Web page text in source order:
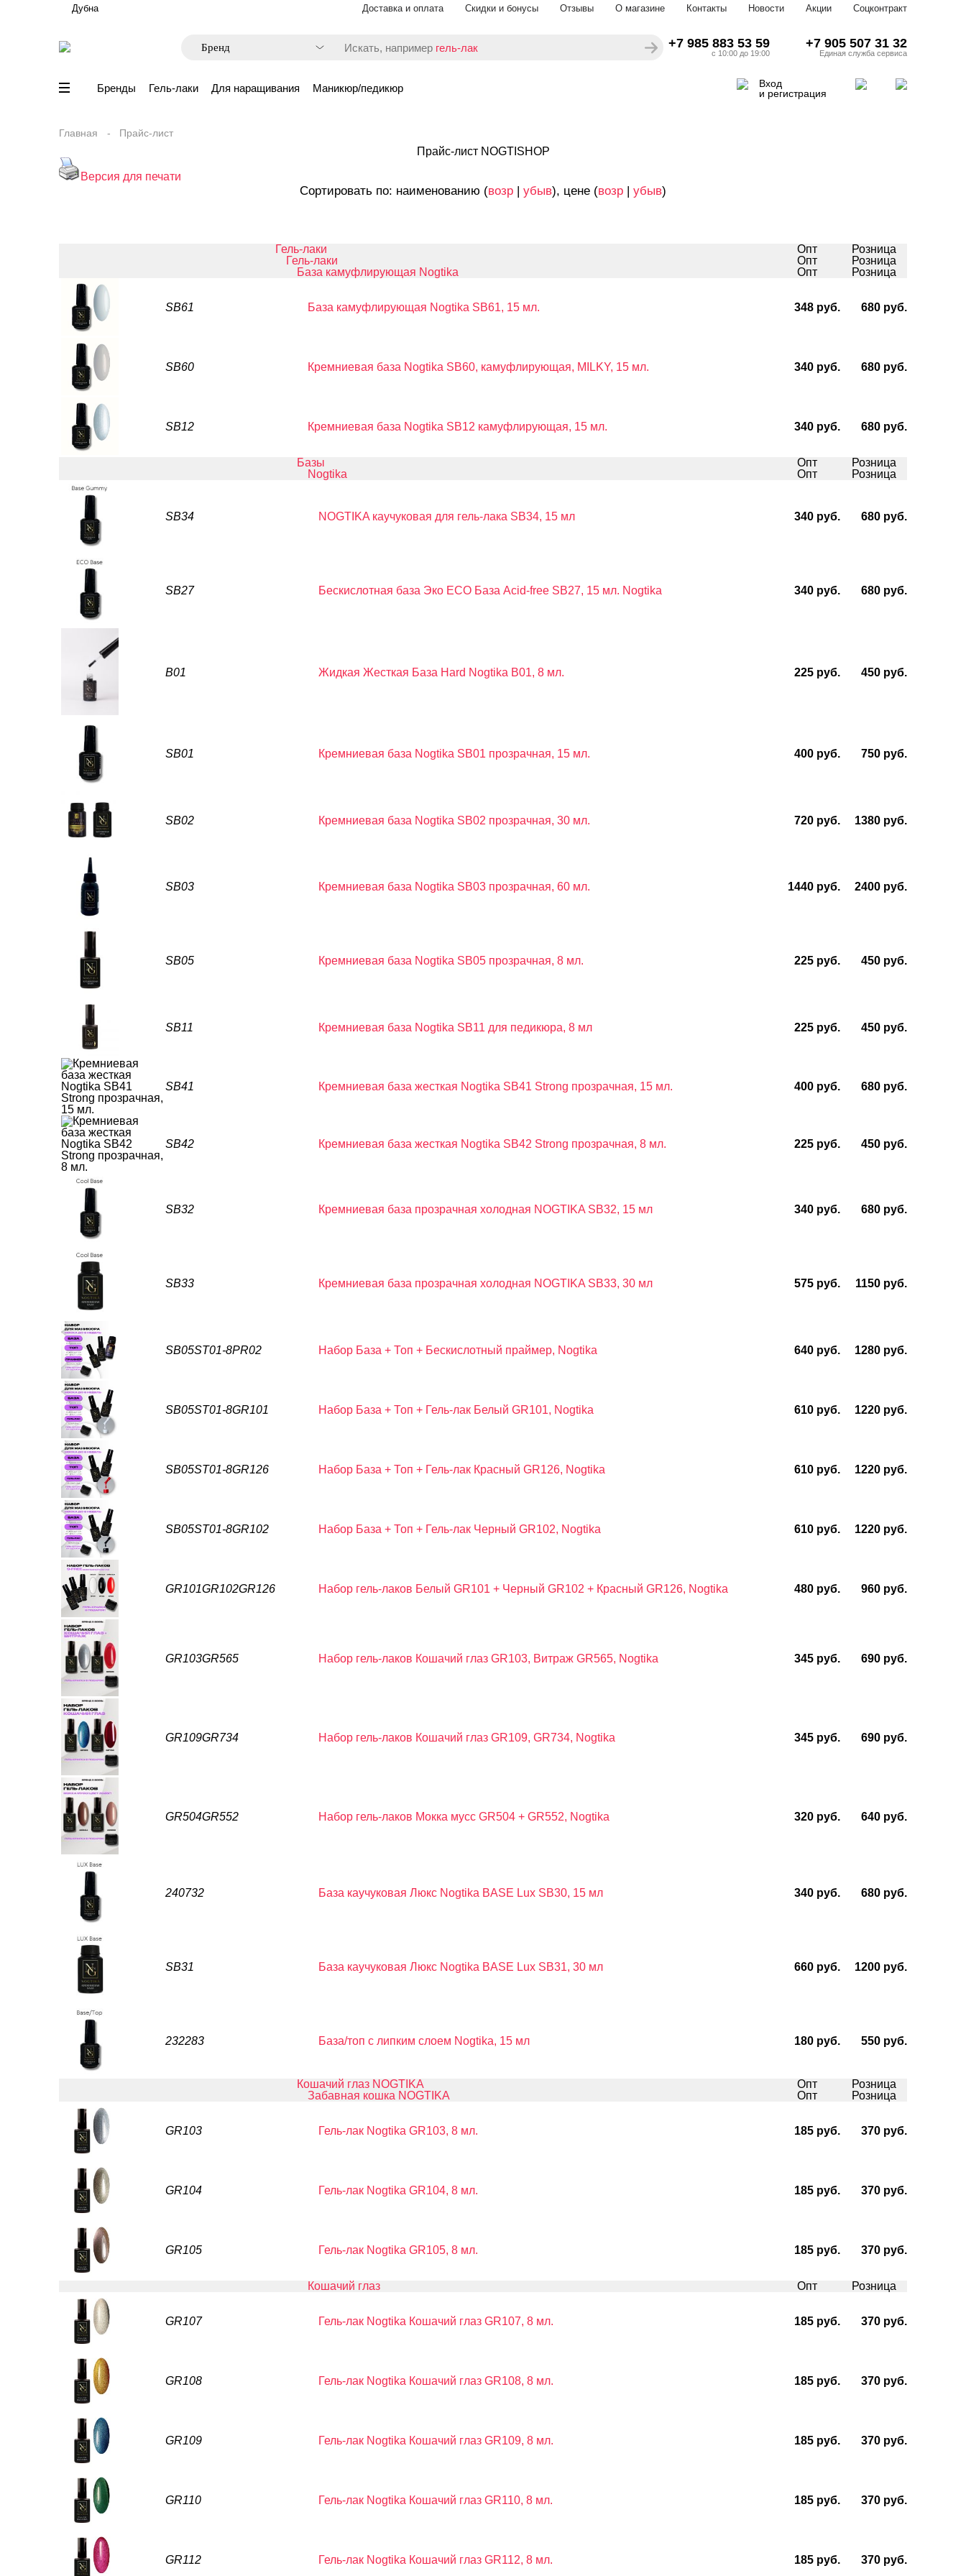
Дубна Доставка и оплата Скидки и бонусы Отзывы О магазине Контакты Новости Акции Соцконтракт
Искать, например гель-лак +7 985 883 53 59
с 10:00 до 19:00
+7 905 507 31 32
Единая служба сервиса
Бренды Гель-лаки Для наращивания Маникюр/педикюр
Вход
и регистрация
Главная Прайс-лист
Прайс-лист NOGTISHOP
Версия для печати
Сортировать по: наименованию (возр | убыв), цене (возр | убыв)
Гель-лаки Опт
Розница
Гель-лаки
Опт
Розница
База камуфлирующая Nogtika
Опт Розница
SB61 База камуфлирующая Nogtika SB61, 15 мл. 348 руб. 680 руб.
SB60 Кремниевая база Nogtika SB60, камуфлирующая, MILKY, 15 мл. 340 руб. 680 руб.
SB12 Кремниевая база Nogtika SB12 камуфлирующая, 15 мл. 340 руб. 680 руб.
Базы Опт
Розница
Nogtika
Опт Розница
SB34 NOGTIKA каучуковая для гель-лака SB34, 15 мл 340 руб. 680 руб.
SB27 Бескислотная база Эко ECO База Acid-free SB27, 15 мл. Nogtika 340 руб. 680 руб.
B01 Жидкая Жесткая База Hard Nogtika B01, 8 мл. 225 руб. 450 руб.
SB01 Кремниевая база Nogtika SB01 прозрачная, 15 мл. 400 руб. 750 руб.
SB02 Кремниевая база Nogtika SB02 прозрачная, 30 мл. 720 руб. 1380 руб.
SB03 Кремниевая база Nogtika SB03 прозрачная, 60 мл. 1440 руб. 2400 руб.
SB05 Кремниевая база Nogtika SB05 прозрачная, 8 мл. 225 руб. 450 руб.
SB11 Кремниевая база Nogtika SB11 для педикюра, 8 мл 225 руб. 450 руб.
SB41 Кремниевая база жесткая Nogtika SB41 Strong прозрачная, 15 мл. 400 руб. 680 руб.
SB42 Кремниевая база жесткая Nogtika SB42 Strong прозрачная, 8 мл. 225 руб. 450 руб.
SB32 Кремниевая база прозрачная холодная NOGTIKA SB32, 15 мл 340 руб. 680 руб.
SB33 Кремниевая база прозрачная холодная NOGTIKA SB33, 30 мл 575 руб. 1150 руб.
SB05ST01-8PR02 Набор База + Топ + Бескислотный праймер, Nogtika 640 руб. 1280 руб.
SB05ST01-8GR101 Набор База + Топ + Гель-лак Белый GR101, Nogtika 610 руб. 1220 руб.
SB05ST01-8GR126 Набор База + Топ + Гель-лак Красный GR126, Nogtika 610 руб. 1220 руб.
SB05ST01-8GR102 Набор База + Топ + Гель-лак Черный GR102, Nogtika 610 руб. 1220 руб.
GR101GR102GR126 Набор гель-лаков Белый GR101 + Черный GR102 + Красный GR126, Nogtika 480 руб. 960 руб.
GR103GR565 Набор гель-лаков Кошачий глаз GR103, Витраж GR565, Nogtika 345 руб. 690 руб.
GR109GR734 Набор гель-лаков Кошачий глаз GR109, GR734, Nogtika 345 руб. 690 руб.
GR504GR552 Набор гель-лаков Мокка мусс GR504 + GR552, Nogtika 320 руб. 640 руб.
240732 База каучуковая Люкс Nogtika BASE Lux SB30, 15 мл 340 руб. 680 руб.
SB31 База каучуковая Люкс Nogtika BASE Lux SB31, 30 мл 660 руб. 1200 руб.
232283 База/топ с липким слоем Nogtika, 15 мл 180 руб. 550 руб.
Кошачий глаз NOGTIKA Опт
Розница
Забавная кошка NOGTIKA
Опт Розница
GR103 Гель-лак Nogtika GR103, 8 мл. 185 руб. 370 руб.
GR104 Гель-лак Nogtika GR104, 8 мл. 185 руб. 370 руб.
GR105 Гель-лак Nogtika GR105, 8 мл. 185 руб. 370 руб.
Кошачий глаз Опт Розница
GR107 Гель-лак Nogtika Кошачий глаз GR107, 8 мл. 185 руб. 370 руб.
GR108 Гель-лак Nogtika Кошачий глаз GR108, 8 мл. 185 руб. 370 руб.
GR109 Гель-лак Nogtika Кошачий глаз GR109, 8 мл. 185 руб. 370 руб.
GR110 Гель-лак Nogtika Кошачий глаз GR110, 8 мл. 185 руб. 370 руб.
GR112 Гель-лак Nogtika Кошачий глаз GR112, 8 мл. 185 руб. 370 руб.